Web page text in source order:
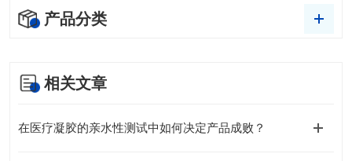
产品分类
相关文章
在医疗凝胶的亲水性测试中如何决定产品成败？